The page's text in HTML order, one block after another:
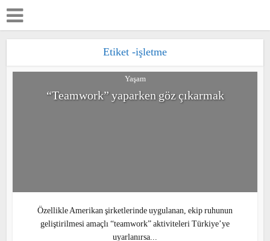
Etiket -işletme
Yaşam
“Teamwork” yaparken göz çıkarmak
Özellikle Amerikan şirketlerinde uygulanan,
ekip ruhunun geliştirilmesi amaçlı “teamwork”
aktiviteleri Türkiye’ye uyarlanırsa...